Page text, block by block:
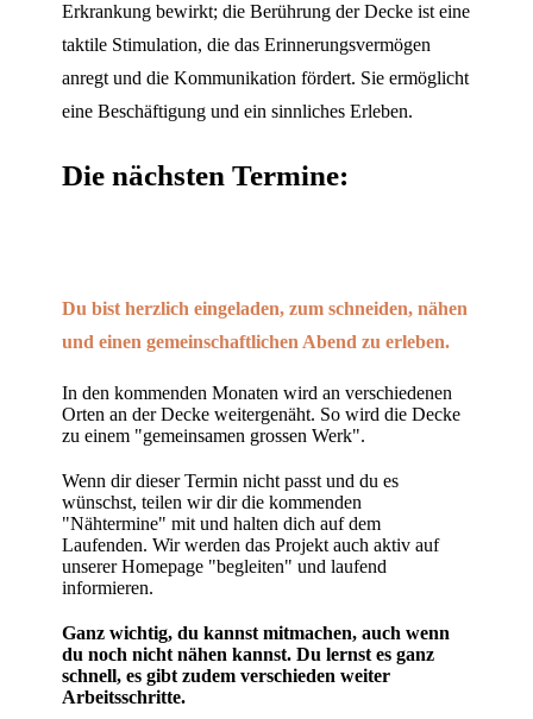
Erkrankung bewirkt; die Berührung der Decke ist eine
taktile Stimulation, die das Erinnerungsvermögen
anregt und die Kommunikation fördert. Sie ermöglicht
eine Beschäftigung und ein sinnliches Erleben.
Die nächsten Termine:
Du bist herzlich eingeladen, zum schneiden, nähen
und einen gemeinschaftlichen Abend zu erleben.
In den kommenden Monaten wird an verschiedenen
Orten an der Decke weitergenäht. So wird die Decke
zu einem "gemeinsamen grossen Werk".
Wenn dir dieser Termin nicht passt und du es
wünschst, teilen wir dir die kommenden
"Nähtermine" mit und halten dich auf dem
Laufenden. Wir werden das Projekt auch aktiv auf
unserer Homepage "begleiten" und laufend
informieren.
Ganz wichtig, du kannst mitmachen, auch wenn
du noch nicht nähen kannst. Du lernst es ganz
schnell, es gibt zudem verschieden weiter
Arbeitsschritte.